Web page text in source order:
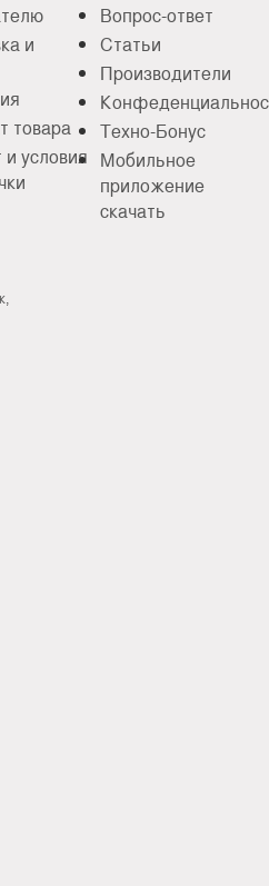
и
товара
условия
Вопрос-ответ
Статьи
Производители
Техно-Бонус
Мобильное
приложение
скачать